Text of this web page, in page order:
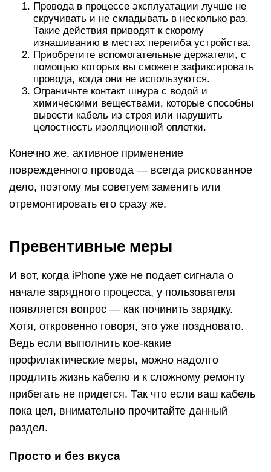
Провода в процессе эксплуатации лучше не
скручивать и не складывать в несколько раз.
Такие действия приводят к скорому
изнашиванию в местах перегиба устройства.
Приобретите вспомогательные держатели, с
помощью которых вы сможете зафиксировать
провода, когда они не используются.
Ограничьте контакт шнура с водой и
химическими веществами, которые способны
вывести кабель из строя или нарушить
целостность изоляционной оплетки.
Конечно же, активное применение
поврежденного провода — всегда рискованное
дело, поэтому мы советуем заменить или
отремонтировать его сразу же.
Превентивные меры
И вот, когда iPhone уже не подает сигнала о
начале зарядного процесса, у пользователя
появляется вопрос — как починить зарядку.
Хотя, откровенно говоря, это уже поздновато.
Ведь если выполнить кое-какие
профилактические меры, можно надолго
продлить жизнь кабелю и к сложному ремонту
прибегать не придется. Так что если ваш кабель
пока цел, внимательно прочитайте данный
раздел.
Просто и без вкуса